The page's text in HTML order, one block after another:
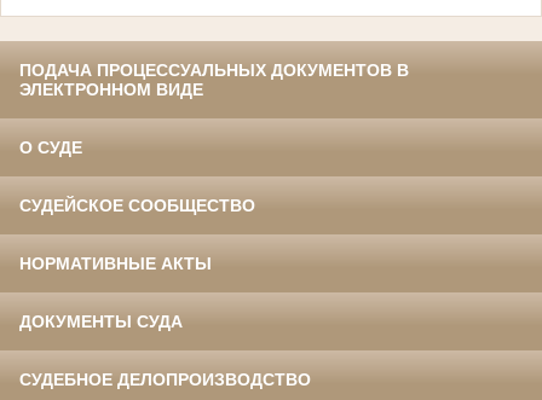
ПОДАЧА ПРОЦЕССУАЛЬНЫХ ДОКУМЕНТОВ В
ЭЛЕКТРОННОМ ВИДЕ
О СУДЕ
СУДЕЙСКОЕ СООБЩЕСТВО
НОРМАТИВНЫЕ АКТЫ
ДОКУМЕНТЫ СУДА
СУДЕБНОЕ ДЕЛОПРОИЗВОДСТВО